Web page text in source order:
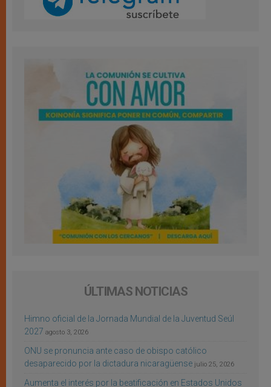
ÚLTIMAS NOTICIAS
Himno oficial de la Jornada Mundial de la Juventud Seúl
2027 agosto 3, 2026
ONU se pronuncia ante caso de obispo católico
desaparecido por la dictadura nicaragüense julio 25, 2026
Aumenta el interés por la beatificación en Estados Unidos